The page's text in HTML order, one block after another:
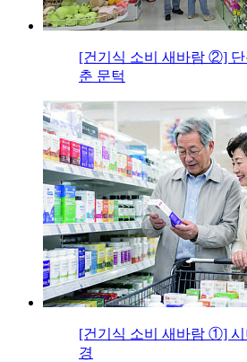
[건기식 소비 새바람 ②] 단
춘 문턱
[건기식 소비 새바람 ①]
경